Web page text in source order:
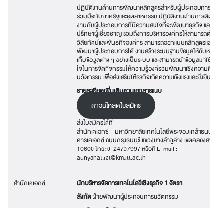
ปฏิบัติงานด้านการพัฒนาหลักสูตรสำหรับผู้ประกอบการ ส
ร่วมมือกับภาครัฐและอุตสาหกรรม ปฏิบัติงานด้านการติดต่
งานกับผู้ประกอบการที่มีความสนใจที่จะพัฒนาธุรกิจ และ
ปรึกษาผู้เชี่ยวชาญ รวมถึงการบริหารองค์กรให้สามารถดำ
วิสัยทัศน์และพันธกิจองค์กร สามารถออกแบบหลักสูตรและ
พัฒนาผู้ประกอบการได้ งานสร้างระบบฐานข้อมูลให้กับหน่
เก็บข้อมูลต่าง ๆ อย่างเป็นระบบ และสามารถนำข้อมูลมาใช้
ใจในการจัดกิจกรรมให้ความรู้องค์รวมพัฒนาเชิงความคิด
นวัตกรรม เพื่อส่งเสริมให้ธุรกิจเกิดความแข็งแรงและยั่งยืน
รายละเอียดเพิ่มเติมตามเอกสารแนบ
ดาวน์โหลดใบสมัคร
ส่งใบสมัครได้ที่
สำนักเคเอกซ์ – มหาวิทยาลัยเทคโนโลยีพระจอมเกล้าธนบุ
คารเคเอกซ์ ถนนกรุงธนบุรี แขวงบางลำภูล่าง เขตคลองสา
10600 โทร: 0-24707997 หรือที่ E-mail :
aunyanat.rat@kmutt.ac.th
สำนักเคเอกซ์
นักบริหารจัดการเทคโนโลยีเชิงธุรกิจ 1 อัตรา
สังกัดฝ่ายพัฒนาผู้ประกอบการนวัตกรรม